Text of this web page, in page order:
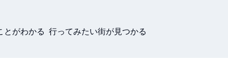
とがわかる 行ってみたい街が見つかる